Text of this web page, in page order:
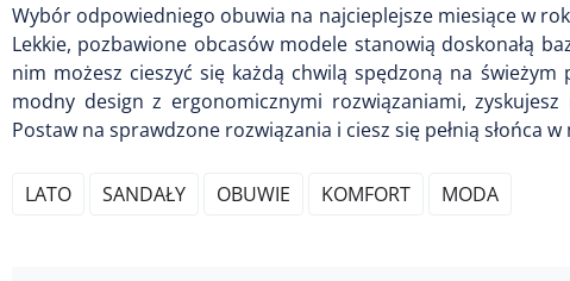
Wybór odpowiedniego obuwia na najcieplejsze miesiące w
Lekkie, pozbawione obcasów modele stanowią doskonałą
nim możesz cieszyć się każdą chwilą spędzoną na
modny design z ergonomicznymi rozwiązaniami,
Postaw na sprawdzone rozwiązania i ciesz się pełnią słońca
LATO SANDAŁY OBUWIE KOMFORT MODA